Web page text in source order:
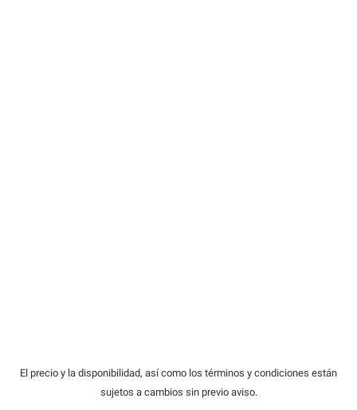
El precio y la disponibilidad, así como los términos y condiciones están
sujetos a cambios sin previo aviso.